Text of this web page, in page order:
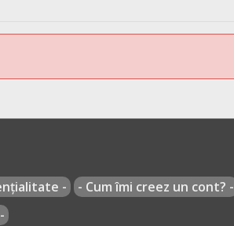
-
- Cum îmi creez un cont? -